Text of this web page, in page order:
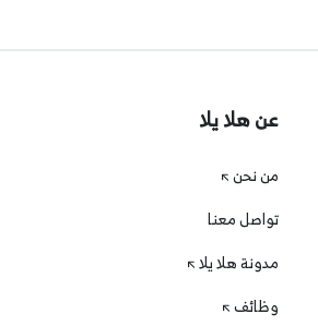
عن هلا يلا
من نحن
تواصل معنا
مدونة هلا يلا
وظائف